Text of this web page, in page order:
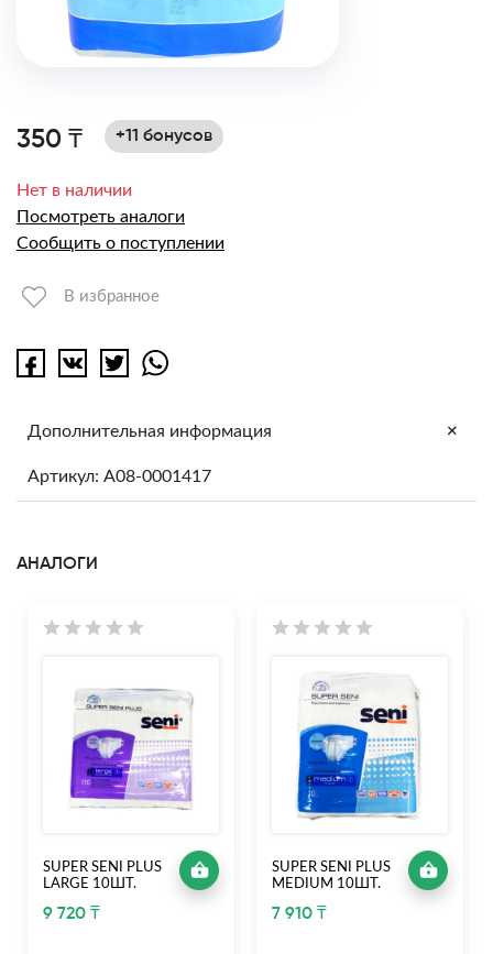
350 ₸ +11 бонусов
Нет в наличии
Посмотреть аналоги
Сообщить о поступлении
В избранное
Дополнительная информация +
Артикул: A08-0001417
АНАЛОГИ
SUPER SENI PLUS
LARGE 10ШТ.
9 720 ₸
SUPER SENI PLUS
MEDIUM 10ШТ.
7 910 ₸